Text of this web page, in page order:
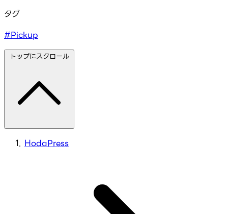
タグ
#Pickup
トップにスクロール
HodaPress